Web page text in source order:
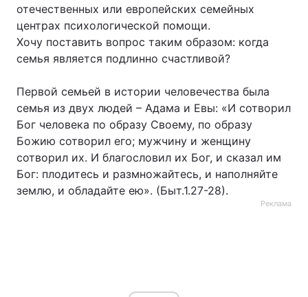
отечественных или европейских семейных
центрах психологической помощи.
Хочу поставить вопрос таким образом: когда
семья является подлинно счастливой?
Первой семьей в истории человечества была
семья из двух людей – Адама и Евы: «И сотворил
Бог человека по образу Своему, по образу
Божию сотворил его; мужчину и женщину
сотворил их. И благословил их Бог, и сказал им
Бог: плодитесь и размножайтесь, и наполняйте
землю, и обладайте ею». (Быт.1.27-28).
Реклама